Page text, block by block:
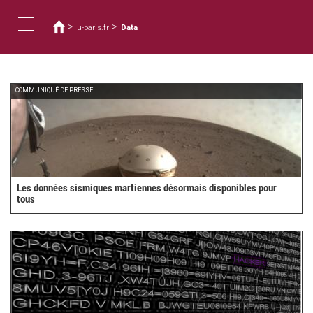
容
navigation
在
這
裡
> u-paris.fr > Data
COMMUNIQUÉ DE PRESSE
Les données sismiques martiennes désormais disponibles pour
tous